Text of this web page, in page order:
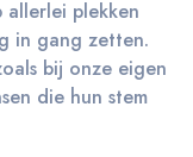
plekken
in gang zetten.
bij onze eigen
die hun stem